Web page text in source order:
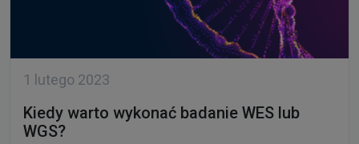
Kiedy warto wykonać badanie WES lub
WGS?
Zarówno WES, jak i WGS są genetycznymi
badaniami przesiewowymi, wykonywanymi w